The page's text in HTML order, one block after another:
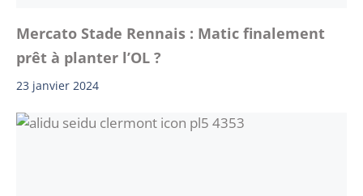
Mercato Stade Rennais : Matic finalement
prêt à planter l’OL ?
23 janvier 2024